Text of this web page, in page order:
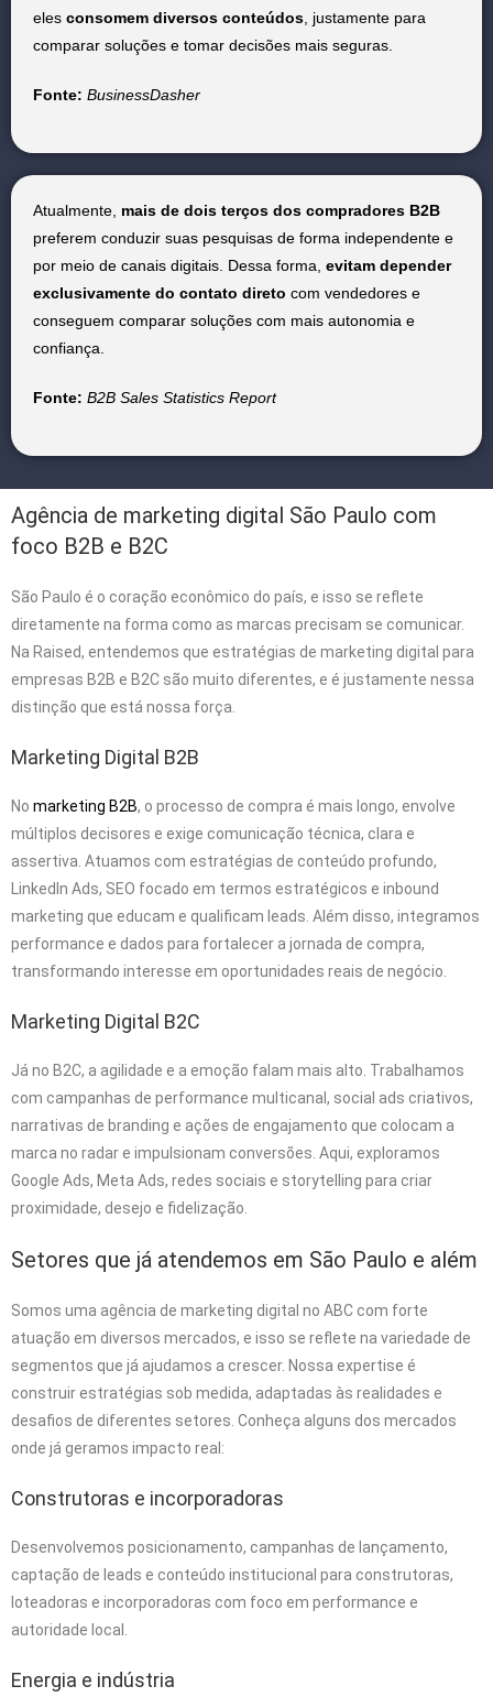
eles consomem diversos conteúdos , justamente para
comparar soluções e tomar decisões mais seguras.
Fonte: BusinessDasher
Atualmente, mais de dois terços dos compradores B2B
preferem conduzir suas pesquisas de forma independente e
por meio de canais digitais. Dessa forma, evitam depender
exclusivamente do contato direto com vendedores e
conseguem comparar soluções com mais autonomia e
confiança.
Fonte: B2B Sales Statistics Report
Agência de marketing digital São Paulo com
foco B2B e B2C
São Paulo é o coração econômico do país, e isso se reflete
diretamente na forma como as marcas precisam se comunicar.
Na Raised, entendemos que estratégias de marketing digital para
empresas B2B e B2C são muito diferentes, e é justamente nessa
distinção que está nossa força.
Marketing Digital B2B
No marketing B2B, o processo de compra é mais longo, envolve
múltiplos decisores e exige comunicação técnica, clara e
assertiva. Atuamos com estratégias de conteúdo profundo,
LinkedIn Ads, SEO focado em termos estratégicos e inbound
marketing que educam e qualificam leads. Além disso, integramos
performance e dados para fortalecer a jornada de compra,
transformando interesse em oportunidades reais de negócio.
Marketing Digital B2C
Já no B2C, a agilidade e a emoção falam mais alto. Trabalhamos
com campanhas de performance multicanal, social ads criativos,
narrativas de branding e ações de engajamento que colocam a
marca no radar e impulsionam conversões. Aqui, exploramos
Google Ads, Meta Ads, redes sociais e storytelling para criar
proximidade, desejo e fidelização.
Setores que já atendemos em São Paulo e além
Somos uma agência de marketing digital no ABC com forte
atuação em diversos mercados, e isso se reflete na variedade de
segmentos que já ajudamos a crescer. Nossa expertise é
construir estratégias sob medida, adaptadas às realidades e
desafios de diferentes setores. Conheça alguns dos mercados
onde já geramos impacto real:
Construtoras e incorporadoras
Desenvolvemos posicionamento, campanhas de lançamento,
captação de leads e conteúdo institucional para construtoras,
loteadoras e incorporadoras com foco em performance e
autoridade local.
Energia e indústria